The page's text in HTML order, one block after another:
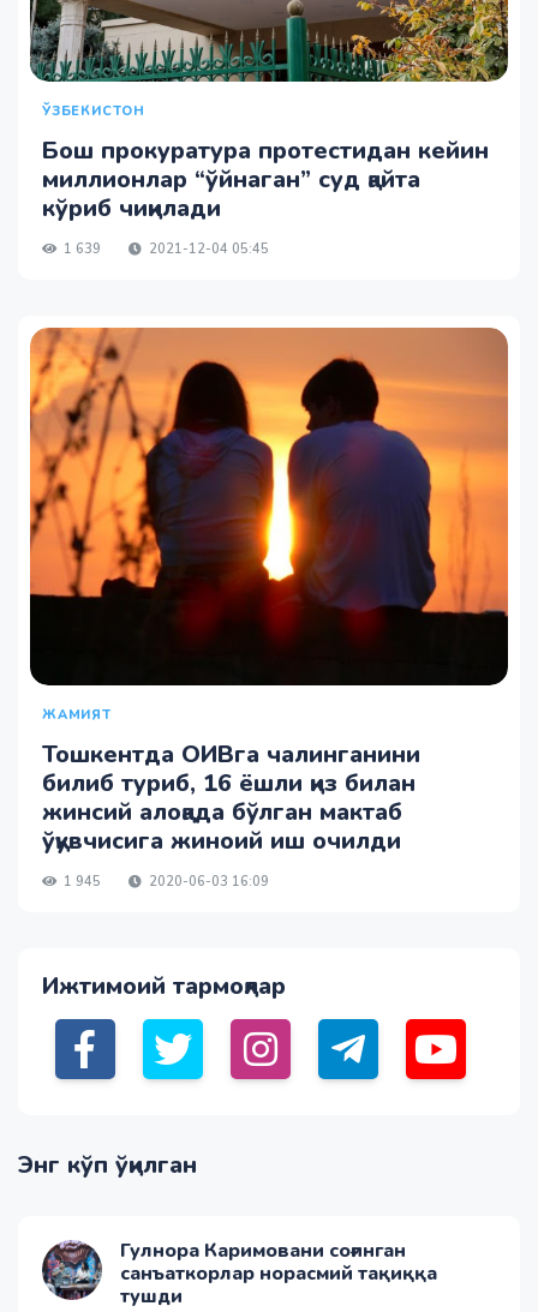
ЎЗБЕКИСТОН
Бош прокуратура протестидан кейин
миллионлар “ўйнаган” суд қайта
кўриб чиқилади
1 639 2021-12-04 05:45
ЖАМИЯТ
Тошкентда ОИВга чалинганини
билиб туриб, 16 ёшли қиз билан
жинсий алоқада бўлган мактаб
ўқувчисига жиноий иш очилди
1 945 2020-06-03 16:09
Ижтимоий тармоқлар
Энг кўп ўқилган
Гулнора Каримовани соғинган
санъаткорлар норасмий тақиққа
тушди